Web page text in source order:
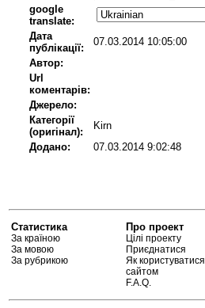
google
translate:
Дата
публікації:
07.03.2014 10:05:00
Автор:
Url
коментарів:
Джерело:
Категорії
(оригінал):
Kirn
Додано:
07.03.2014 9:02:48
Статистика
За країною
За мовою
За рубрикою
Про проект
Цілі проекту
Приєднатися
Як користуватися
сайтом
F.A.Q.